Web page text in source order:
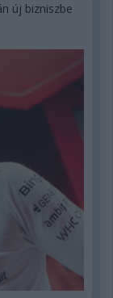
új bizniszbe